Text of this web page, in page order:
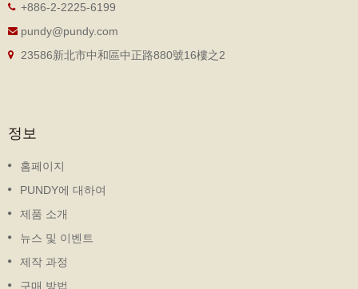
+886-2-2225-6199
pundy@pundy.com
23586新北市中和區中正路880號16樓之2
정보
홈페이지
PUNDY에 대하여
제품 소개
뉴스 및 이벤트
제작 과정
구매 방법